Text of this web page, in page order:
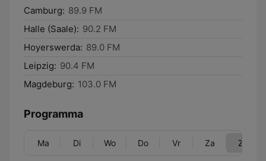
Camburg: 89.9 FM
Halle (Saale): 90.2 FM
Hoyerswerda: 89.0 FM
Leipzig: 90.4 FM
Magdeburg: 103.0 FM
Programma
Ma Di Wo Do Vr Za Zo